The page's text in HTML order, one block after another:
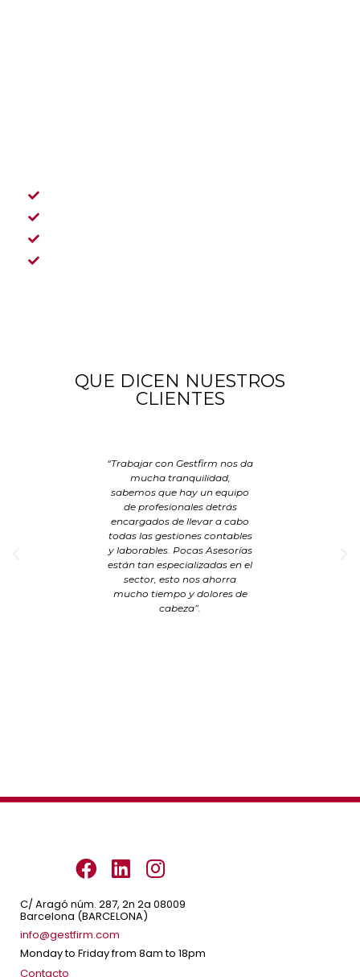
QUE DICEN NUESTROS
CLIENTES
“Trabajar con Gestfirm nos da
mucha tranquilidad,
sabemos que hay un equipo
de profesionales detrás
encargados de llevar a cabo
todas las gestiones contables
y laborables. Pocas Asesorías
están tan especializadas en el
sector, esto nos ahorra
mucho tiempo y dolores de
cabeza”.
C/ Aragó núm. 287, 2n 2a 08009
Barcelona (BARCELONA)
info@gestfirm.com
Monday to Friday from 8am to 18pm
Contacto